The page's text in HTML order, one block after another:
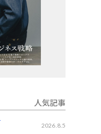
人気記事
2026.8.5